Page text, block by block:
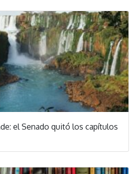
el Senado quitó los capítulos